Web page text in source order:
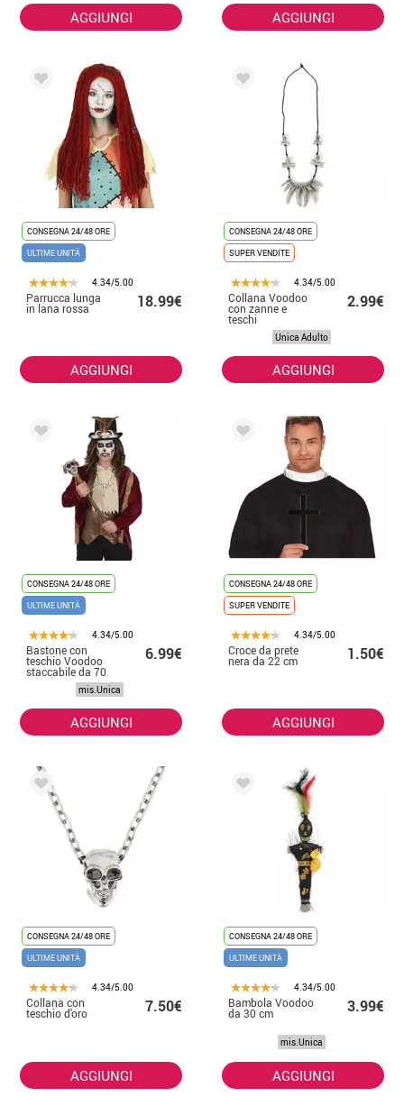
AGGIUNGI AGGIUNGI
CONSEGNA 24/48 ORE
ULTIME UNITÀ
4.34/5.00
Parrucca lunga
in lana rossa 18.99€
AGGIUNGI
CONSEGNA 24/48 ORE
SUPER VENDITE
4.34/5.00
Collana Voodoo
con zanne e
teschi
2.99€
Unica Adulto
AGGIUNGI
CONSEGNA 24/48 ORE
ULTIME UNITÀ
4.34/5.00
Bastone con
teschio Voodoo
staccabile da 70
6.99€
mis.Unica
AGGIUNGI
CONSEGNA 24/48 ORE
SUPER VENDITE
4.34/5.00
Croce da prete
nera da 22 cm 1.50€
AGGIUNGI
CONSEGNA 24/48 ORE
ULTIME UNITÀ
4.34/5.00
Collana con
teschio d'oro 7.50€
AGGIUNGI
CONSEGNA 24/48 ORE
ULTIME UNITÀ
4.34/5.00
Bambola Voodoo
da 30 cm 3.99€
mis.Unica
AGGIUNGI